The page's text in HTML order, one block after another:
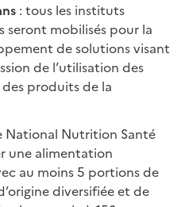
: tous les instituts
mobilisés pour la
de solutions visant
de l’utilisation des
produits de la
National Nutrition Santé
une alimentation
au moins 5 portions de
diversifiée et de